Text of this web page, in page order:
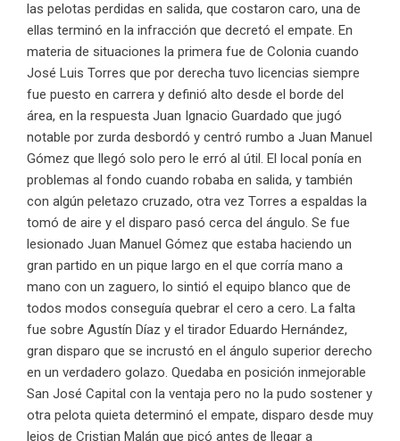
las pelotas perdidas en salida, que costaron caro, una de
ellas terminó en la infracción que decretó el empate. En
materia de situaciones la primera fue de Colonia cuando
José Luis Torres que por derecha tuvo licencias siempre
fue puesto en carrera y definió alto desde el borde del
área, en la respuesta Juan Ignacio Guardado que jugó
notable por zurda desbordó y centró rumbo a Juan Manuel
Gómez que llegó solo pero le erró al útil. El local ponía en
problemas al fondo cuando robaba en salida, y también
con algún peletazo cruzado, otra vez Torres a espaldas la
tomó de aire y el disparo pasó cerca del ángulo. Se fue
lesionado Juan Manuel Gómez que estaba haciendo un
gran partido en un pique largo en el que corría mano a
mano con un zaguero, lo sintió el equipo blanco que de
todos modos conseguía quebrar el cero a cero. La falta
fue sobre Agustín Díaz y el tirador Eduardo Hernández,
gran disparo que se incrustó en el ángulo superior derecho
en un verdadero golazo. Quedaba en posición inmejorable
San José Capital con la ventaja pero no la pudo sostener y
otra pelota quieta determinó el empate, disparo desde muy
lejos de Cristian Malán que picó antes de llegar a